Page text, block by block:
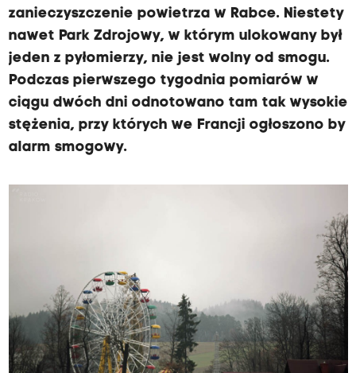
zanieczyszczenie powietrza w Rabce. Niestety
nawet Park Zdrojowy, w którym ulokowany był
jeden z pyłomierzy, nie jest wolny od smogu.
Podczas pierwszego tygodnia pomiarów w
ciągu dwóch dni odnotowano tam tak wysokie
stężenia, przy których we Francji ogłoszono by
alarm smogowy.